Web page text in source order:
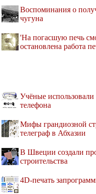
Воспоминания о
чугуна
'На погасшую печь
остановлена работа
Учёные
телефона
Мифы грандиозной
телеграф в Абхазии
В Швеции создали
строительства
4D-печать